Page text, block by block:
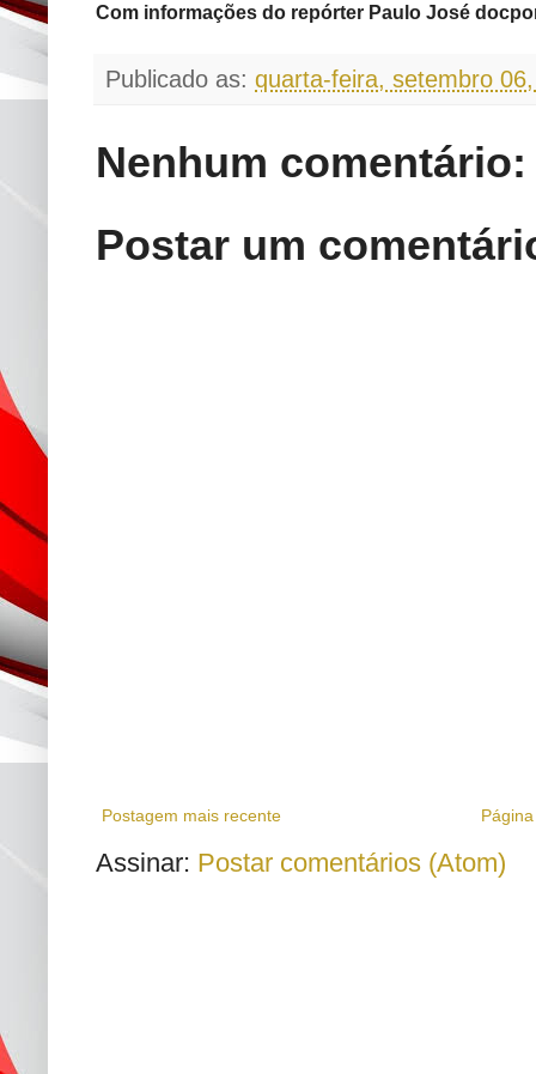
Com informações do repórter Paulo José
Publicado as: quarta-feira, setembro
Nenhum comentário:
Postar um
Postagem mais recente
Assinar: Postar comentários (Atom)